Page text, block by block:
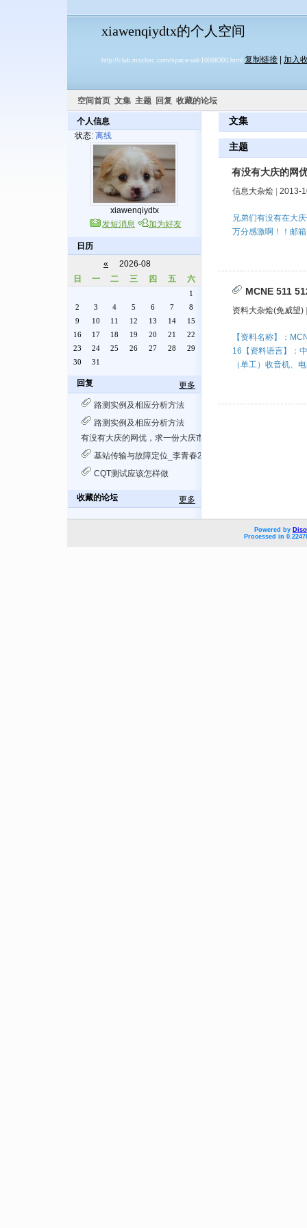
xiawenqiydtx的个人空间
http://club.mscbsc.com/space-uid-10068300.html 复制链接 加入
空间首页 文集 主题 回复 收藏的论坛
个人信息
状态: 离线
xiawenqiydtx
发短消息
加为好友
日历
«
2026-08
日
一 二 三 四 五 六
1
2
3 4 5 6 7
8
9
10 11 12 13 14
15
16
17 18 19 20 21
22
23
24 25 26 27 28
29
30
31
回复 更多
路测实例及相应分析方法
路测实例及相应分析方法
有没有大庆的网优，求一份大庆市移动的工参，做测试用，基
基站传输与故障定位_李青春201306
CQT测试应该怎样做
收藏的论坛 更多
文集
主题
有没有大庆的网
信息大杂烩 2013-
兄弟们有没有在大
万分感激啊！！邮
MCNE 511
资料大杂烩(免威望)
【资料名称】：
16【资料语言】：
（单工）收音机、
Powered by
Processed in